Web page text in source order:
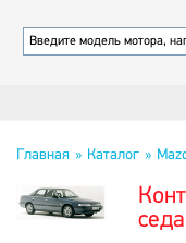
Главная Каталог